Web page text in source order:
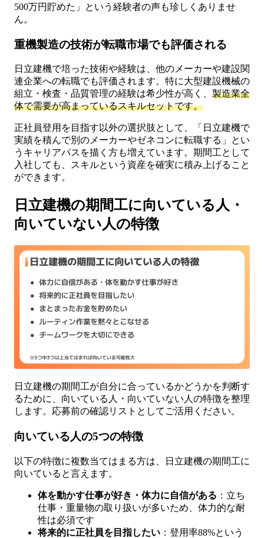
500万円貯めた」という経験者の声も珍しくありませ
ん。
重機製造の技術が転職市場でも評価される
日立建機で培った技術や経験は、他のメーカーや建設関
連企業への転職でも評価されます。特に大型建設機械の
組立・検査・品質管理の経験は希少性が高く、 製造業全
体で需要が高まっているスキルセットです。
正社員登用を目指す以外の選択肢として、「日立建機で
実績を積んで別のメーカーやゼネコンに転職する」とい
うキャリアパスを描く方も増えています。期間工として
入社しても、スキルという資産を確実に積み上げること
ができます。
日立建機の期間工に向いている人・
向いていない人の特徴
日立建機の期間工が自分に合っているかどうかを判断す
るために、向いている人・向いていない人の特徴を整理
します。応募前の確認リストとしてご活用ください。
向いている人の5つの特徴
以下の特徴に複数当てはまる方は、日立建機の期間工に
向いていると言えます。
体を動かす仕事が好き・体力に自信がある ：立ち
仕事・重量物の取り扱いが多いため、体力的な耐
性は必須です
将来的に正社員を目指したい ：登用率88%という